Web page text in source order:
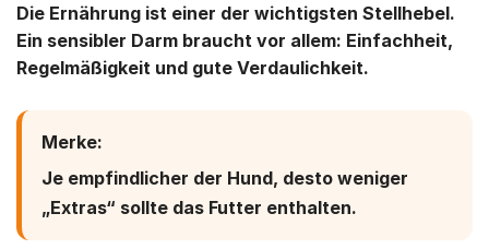
Die Ernährung ist einer der wichtigsten Stellhebel.
Ein sensibler Darm braucht vor allem: Einfachheit,
Regelmäßigkeit und gute Verdaulichkeit.
Merke:
Je empfindlicher der Hund, desto weniger
„Extras“ sollte das Futter enthalten.